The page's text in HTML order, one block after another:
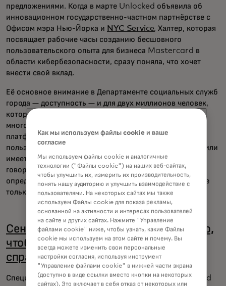
предложениями. Когда в марте Unlocked объявила об
инновационном государственно-частном партнёрстве с
Офисом мэра Нью-Йорка и NYC Service, Халтер, которая
посвящает рабочие часы созданию бесшовного
пользовательского опыта для бизнеса Mastercard в
области кибербезопасности, сразу поняла, что хочет
внести свой вклад.
Её основное внимание в Департаменте социальных служб
города — доступность — и для двух миллионов человек,
которые обслуживает NYC DSS, на кону стоит очень
многое. «Каждый должен уметь пользоваться этой
платформой, будь то то, кто только что научился
пользоваться компьютером, не говорит по-английски или
имеет нарушения слуховой обработки или зрения», —
говорит Халтер. «Простота использования может
определить, получает ли человек льготы, которые он не
только нуждается, но и имеет на это право.»
Сент-Луис использует данные во благо,
чтобы предоставлять более
справедливые услуги бездомным.
Специалисты по анализу данных компании Mastercard
Как мы используем файлы cookie и ваше
согласие
Мы используем файлы cookie и аналогичные
технологии ("Файлы cookie") на наших веб-сайтах,
чтобы улучшить их, измерить их производительность,
понять нашу аудиторию и улучшить взаимодействие с
пользователями. На некоторых сайтах мы также
используем Файлы cookie для показа рекламы,
основанной на активности и интересах пользователей
на сайте и других сайтах. Нажмите "Управление
файлами cookie" ниже, чтобы узнать, какие Файлы
cookie мы используем на этом сайте и почему. Вы
всегда можете изменить свои персональные
настройки согласия, используя инструмент
"Управление файлами cookie" в нижней части экрана
(доступно в виде ссылки вместо кнопки на некоторых
сайтах). Это включает в себя отказ от некоторых или